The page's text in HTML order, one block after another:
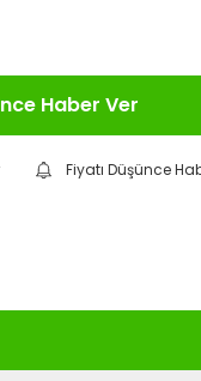
Haber Ver
Fiyatı Düşünce